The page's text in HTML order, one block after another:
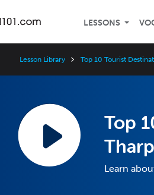
LESSONS
Lesson Library Top 10 Tourist
Top
Learn